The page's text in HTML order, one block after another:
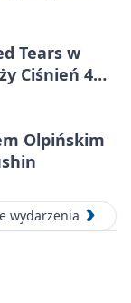
Tears w
Ciśnień 4
Olpińskim
wydarzenia